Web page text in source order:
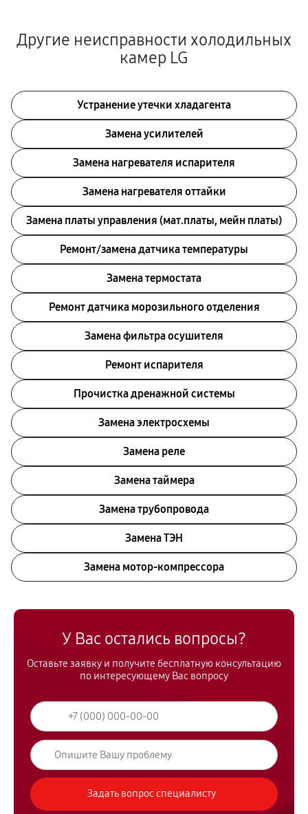
Другие неисправности холодильных
камер LG
Устранение утечки хладагента
Замена усилителей
Замена нагревателя испарителя
Замена нагревателя оттайки
Замена платы управления (мат.платы, мейн платы)
Ремонт/замена датчика температуры
Замена термостата
Ремонт датчика морозильного отделения
Замена фильтра осушителя
Ремонт испарителя
Прочистка дренажной системы
Замена электросхемы
Замена реле
Замена таймера
Замена трубопровода
Замена ТЭН
Замена мотор-компрессора
У Вас остались вопросы?
Оставьте заявку и получите бесплатную консультацию
по интересующему Вас вопросу